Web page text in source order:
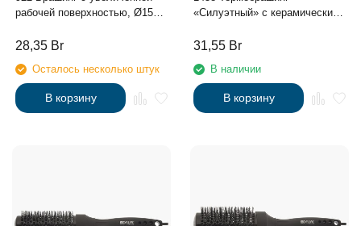
рабочей поверхностью, Ø15мм
28,35 Br
Осталось несколько штук
В корзину
«Силуэтный» с керамическим
31,55 Br
В наличии
В корзину